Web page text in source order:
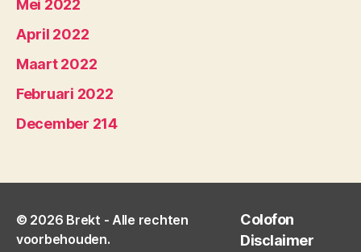
Mei 2022
April 2022
Maart 2022
Februari 2022
December 214
© 2026 Brekt - Alle rechten
voorbehouden.
Colofon
Disclaimer